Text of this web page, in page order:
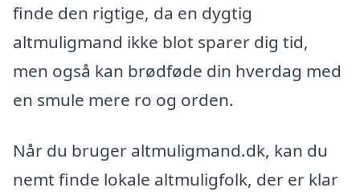
finde den rigtige, da en dygtig
altmuligmand ikke blot sparer dig tid,
men også kan brødføde din hverdag med
en smule mere ro og orden.
Når du bruger altmuligmand.dk, kan du
nemt finde lokale altmuligfolk, der er klar